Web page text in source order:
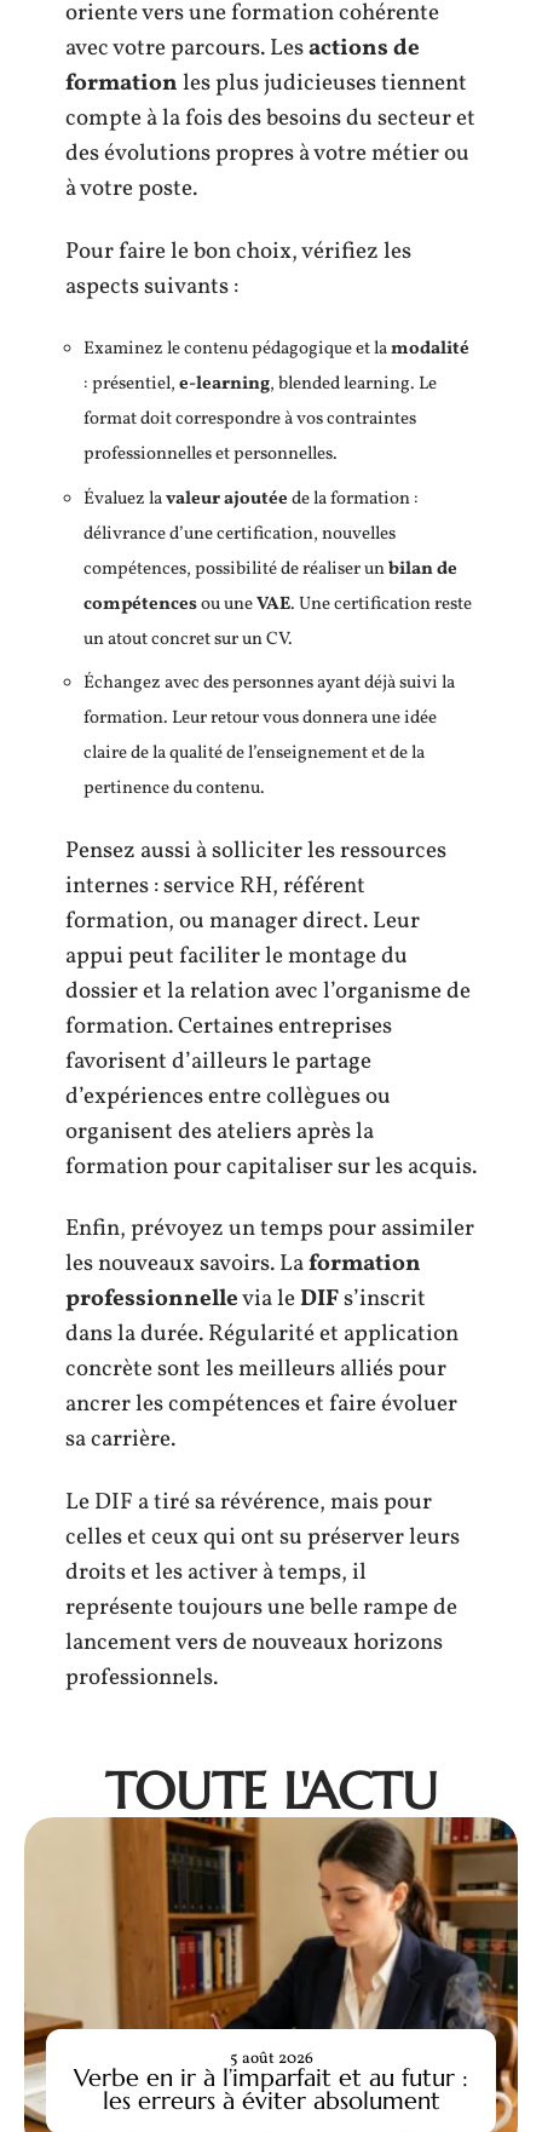
oriente vers une formation cohérente
avec votre parcours. Lesactions de
formationles plus judicieuses tiennent
compte à la fois des besoins du secteur et
des évolutions propres à votre métier ou
à votre poste.
Pour faire le bon choix, vérifiez les
aspects suivants :
Examinez le contenu pédagogique et lamodalité
: présentiel,e-learning, blended learning. Le
format doit correspondre à vos contraintes
professionnelles et personnelles.
Évaluez lavaleur ajoutéede la formation :
délivrance d’une certification, nouvelles
compétences, possibilité de réaliser unbilan de
compétencesou uneVAE. Une certification reste
un atout concret sur un CV.
Échangez avec des personnes ayant déjà suivi la
formation. Leur retour vous donnera une idée
claire de la qualité de l’enseignement et de la
pertinence du contenu.
Pensez aussi à solliciter les ressources
internes : service RH, référent
formation, ou manager direct. Leur
appui peut faciliter le montage du
dossier et la relation avec l’organisme de
formation. Certaines entreprises
favorisent d’ailleurs le partage
d’expériences entre collègues ou
organisent des ateliers après la
formation pour capitaliser sur les acquis.
Enfin, prévoyez un temps pour assimiler
les nouveaux savoirs. Laformation
professionnellevia leDIFs’inscrit
dans la durée. Régularité et application
concrète sont les meilleurs alliés pour
ancrer les compétences et faire évoluer
sa carrière.
Le DIF a tiré sa révérence, mais pour
celles et ceux qui ont su préserver leurs
droits et les activer à temps, il
représente toujours une belle rampe de
lancement vers de nouveaux horizons
professionnels.
TOUTE L'ACTU
Verbe en ir à l’imparfait et au futur :
les erreurs à éviter absolument
5 août 2026